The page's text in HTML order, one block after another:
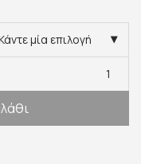
μία επιλογή